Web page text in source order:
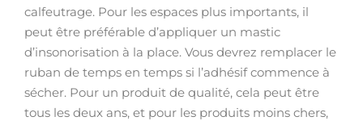
calfeutrage. Pour les espaces plus importants, il
peut être préférable d’appliquer un mastic
d’insonorisation à la place. Vous devrez remplacer le
ruban de temps en temps si l’adhésif commence à
sécher. Pour un produit de qualité, cela peut être
tous les deux ans, et pour les produits moins chers,